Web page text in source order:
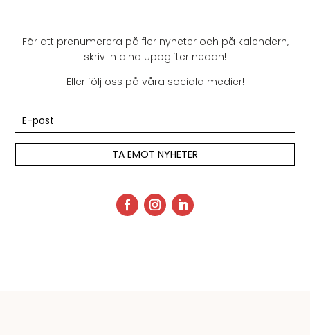
För att prenumerera på fler nyheter och på kalendern,
skriv in dina uppgifter nedan!
Eller följ oss på våra sociala medier!
TA EMOT NYHETER